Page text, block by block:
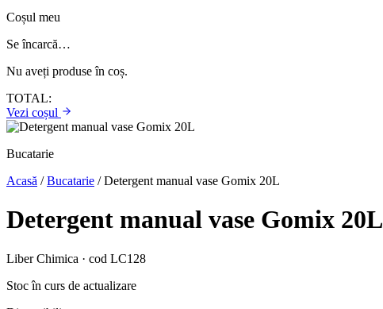
Coșul meu
Se încarcă…
Nu aveți produse în coș.
TOTAL:
Vezi coșul
Bucatarie
Acasă /Bucatarie /Detergent manual vase Gomix 20L
Detergent manual vase Gomix 20L
Liber Chimica · cod LC128
Stoc în curs de actualizare